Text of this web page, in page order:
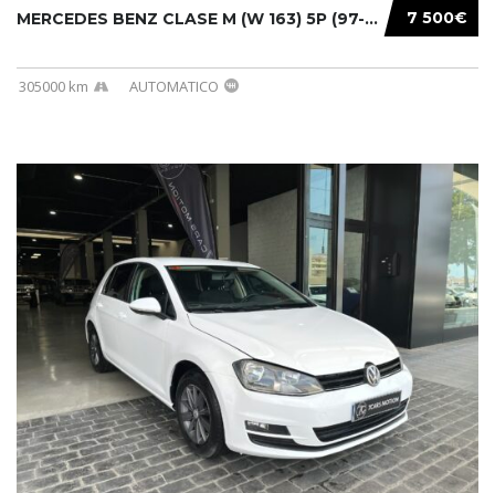
7 500€
MERCEDES BENZ CLASE M (W 163) 5P (97-05) 200...
305000 km AUTOMATICO